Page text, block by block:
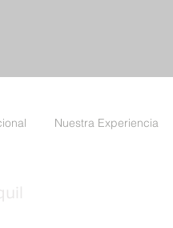
Nuestra Experiencia